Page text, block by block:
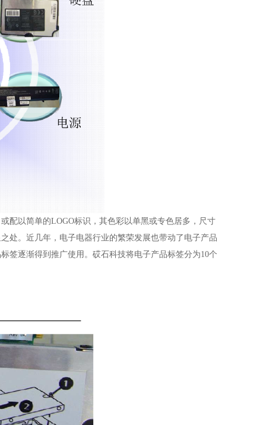
配以简单的LOGO标识，其色彩以单黑或专色居多，尺寸
处。近几年，电子电器行业的繁荣发展也带动了电子产品
签逐渐得到推广使用。砹石科技将电子产品标签分为10个